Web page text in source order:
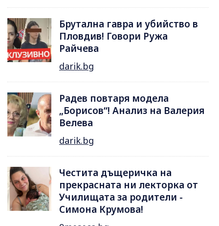
Брутална гавра и убийство в
Пловдив! Говори Ружа
Райчева
darik.bg
Радев повтаря модела
„Борисов“! Анализ на Валерия
Велева
darik.bg
Честита дъщеричка на
прекрасната ни лекторка от
Училищата за родители -
Симона Крумова!